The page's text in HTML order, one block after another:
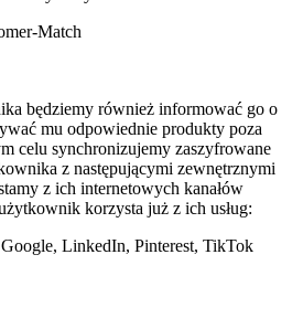
Match
będziemy również informować go o
mu odpowiednie produkty poza
celu synchronizujemy zaszyfrowane
z następującymi zewnętrznymi
z ich internetowych kanałów
korzysta już z ich usług:
LinkedIn, Pinterest, TikTok